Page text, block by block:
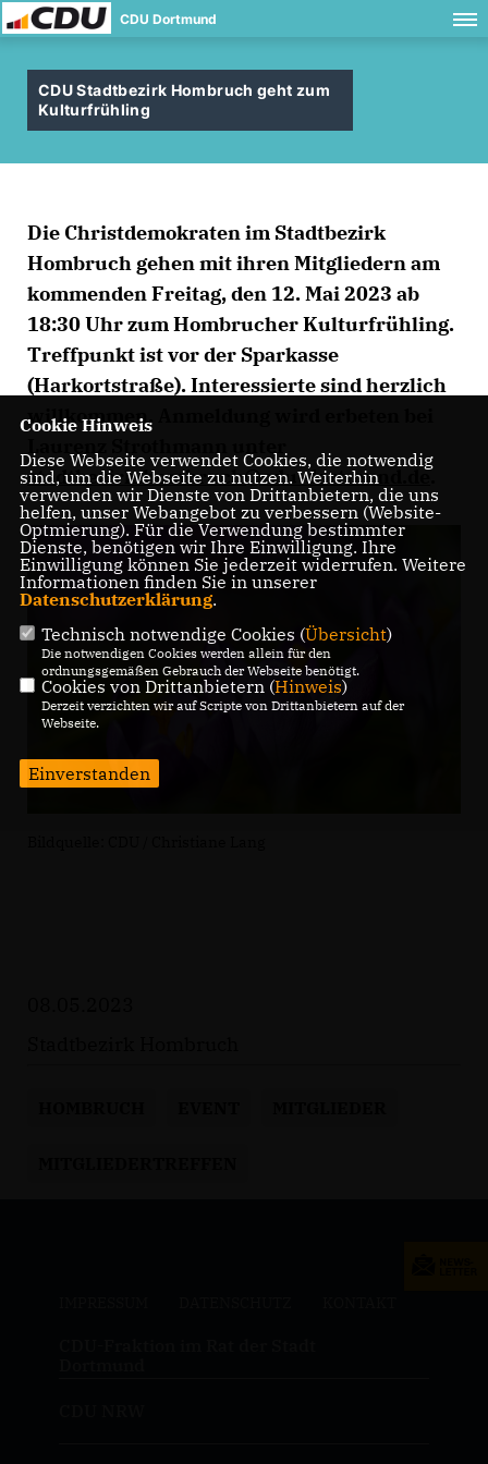
CDU Dortmund
CDU Stadtbezirk Hombruch geht zum
Kulturfrühling
Die Christdemokraten im Stadtbezirk
Hombruch gehen mit ihren Mitgliedern am
kommenden Freitag, den 12. Mai 2023 ab
18:30 Uhr zum Hombrucher Kulturfrühling.
Treffpunkt ist vor der Sparkasse
(Harkortstraße). Interessierte sind herzlich
willkommen. Anmeldung wird erbeten bei
stadtbezirk.hombruch@cdu-dortmund.de.
Cookie Hinweis
Diese Webseite verwendet Cookies, die notwendig
sind, um die Webseite zu nutzen. Weiterhin
verwenden wir Dienste von Drittanbietern, die uns
helfen, unser Webangebot zu verbessern (Website-
Optmierung). Für die Verwendung bestimmter
Dienste, benötigen wir Ihre Einwilligung. Ihre
Einwilligung können Sie jederzeit widerrufen. Weitere
Informationen finden Sie in unserer
Datenschutzerklärung.
Technisch notwendige Cookies (Übersicht)
Die notwendigen Cookies werden allein für den
ordnungsgemäßen Gebrauch der Webseite benötigt.
Cookies von Drittanbietern (Hinweis)
Derzeit verzichten wir auf Scripte von Drittanbietern auf der
Webseite.
Einverstanden